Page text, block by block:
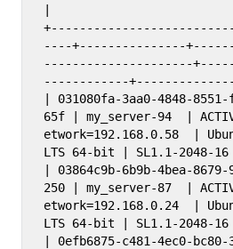
----+---------------
---------------------
------------
| 031080fa-3aa0-4848-
65f | my_server-94  |
etwork=192.168.0.58  |
LTS 64-bit | SL1.1-2048-16
| 03864c9b-6b9b-4bea-8679-
250 | my_server-87  |
etwork=192.168.0.24  |
LTS 64-bit | SL1.1-2048-16
| 0efb6875-c481-4ec0-bc80-